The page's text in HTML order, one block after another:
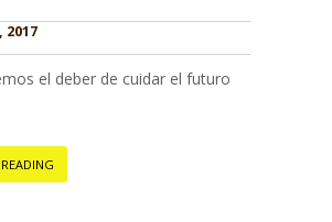
2017
el deber de cuidar el futuro